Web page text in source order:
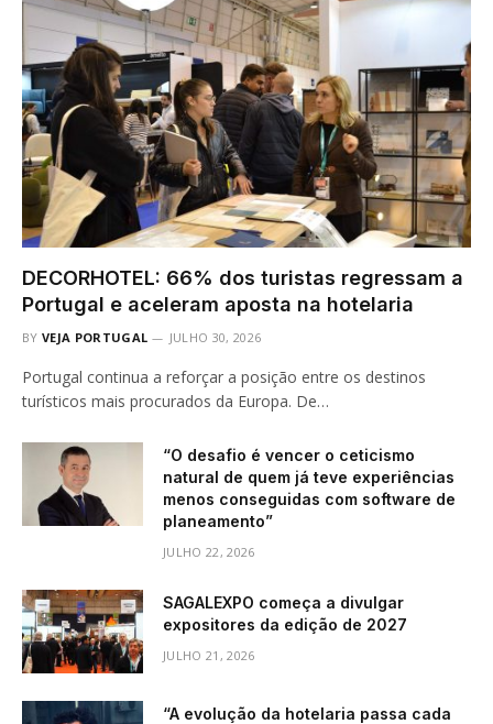
DECORHOTEL: 66% dos turistas regressam a
Portugal e aceleram aposta na hotelaria
BY VEJA PORTUGAL JULHO 30, 2026
Portugal continua a reforçar a posição entre os destinos
turísticos mais procurados da Europa. De…
“O desafio é vencer o ceticismo
natural de quem já teve experiências
menos conseguidas com software de
planeamento”
JULHO 22, 2026
SAGALEXPO começa a divulgar
expositores da edição de 2027
JULHO 21, 2026
“A evolução da hotelaria passa cada